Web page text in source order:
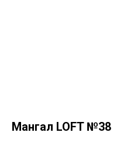
Мангал LOFT №38